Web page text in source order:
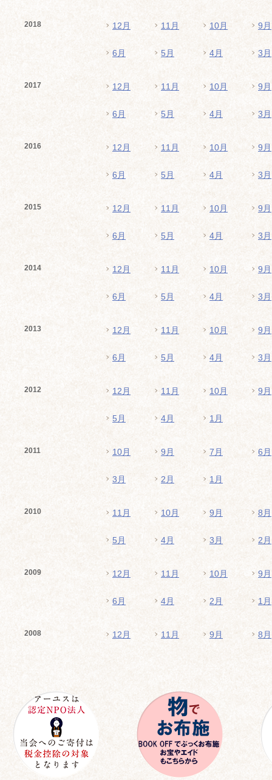
2018 12月 11月 10月 9月
6月 5月 4月 3月
2017 12月 11月 10月 9月
6月 5月 4月 3月
2016 12月 11月 10月 9月
6月 5月 4月 3月
2015 12月 11月 10月 9月
6月 5月 4月 3月
2014 12月 11月 10月 9月
6月 5月 4月 3月
2013 12月 11月 10月 9月
6月 5月 4月 3月
2012 12月 11月 10月 9月
5月 4月 1月
2011 10月 9月 7月 6月
3月 2月 1月
2010 11月 10月 9月 8月
5月 4月 3月 2月
2009 12月 11月 10月 9月
6月 4月 2月 1月
2008 12月 11月 9月 8月